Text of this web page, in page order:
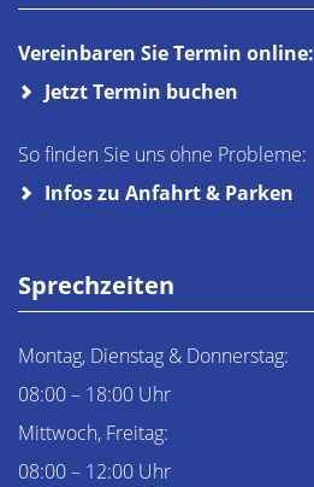
Vereinbaren Sie Termin online:
Jetzt Termin buchen
So finden Sie uns ohne Probleme:
Infos zu Anfahrt & Parken
Sprechzeiten
Montag, Dienstag & Donnerstag:
08:00 – 18:00 Uhr
Mittwoch, Freitag:
08:00 – 12:00 Uhr